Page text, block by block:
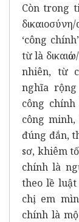
Còn trong
‘công
từ là
nhiên, từ
nghĩa
công
công
đúng đắn,
sơ, khiêm
chính là
theo lề
chị em
chính là